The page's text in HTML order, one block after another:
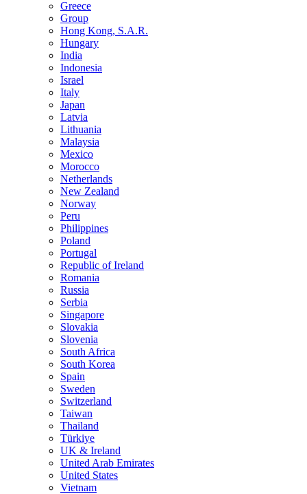
Greece
Group
Hong Kong, S.A.R.
Hungary
India
Indonesia
Israel
Italy
Japan
Latvia
Lithuania
Malaysia
Mexico
Morocco
Netherlands
New Zealand
Norway
Peru
Philippines
Poland
Portugal
Republic of Ireland
Romania
Russia
Serbia
Singapore
Slovakia
Slovenia
South Africa
South Korea
Spain
Sweden
Switzerland
Taiwan
Thailand
Türkiye
UK & Ireland
United Arab Emirates
United States
Vietnam